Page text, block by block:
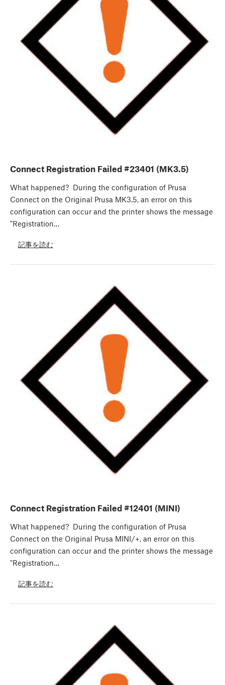
Connect Registration Failed #23401 (MK3.5)
What happened? During the configuration of Prusa
Connect on the Original Prusa MK3.5, an error on this
configuration can occur and the printer shows the message
"Registration…
記事を読む
Connect Registration Failed #12401 (MINI)
What happened? During the configuration of Prusa
Connect on the Original Prusa MINI/+, an error on this
configuration can occur and the printer shows the message
"Registration…
記事を読む